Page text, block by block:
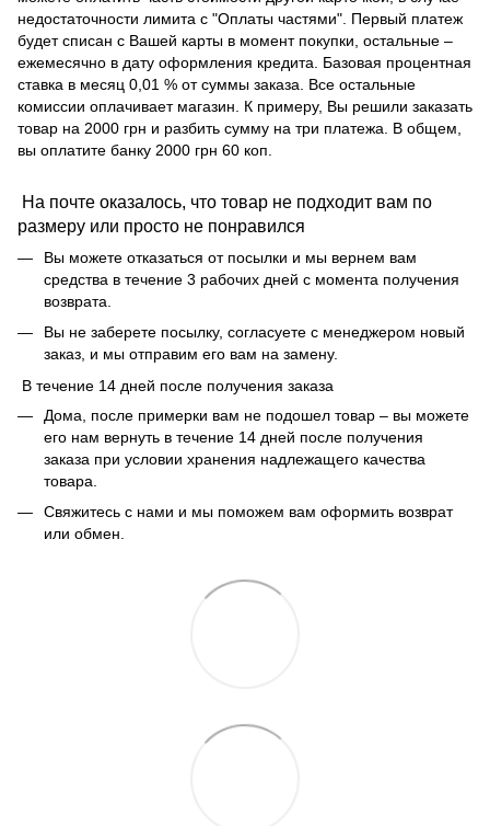
недостаточности лимита с "Оплаты частями". Первый платеж
будет списан с Вашей карты в момент покупки, остальные –
ежемесячно в дату оформления кредита. Базовая процентная
ставка в месяц 0,01 % от суммы заказа. Все остальные
комиссии оплачивает магазин. К примеру, Вы решили заказать
товар на 2000 грн и разбить сумму на три платежа. В общем,
вы оплатите банку 2000 грн 60 коп.
На почте оказалось, что товар не подходит вам по
размеру или просто не понравился
Вы можете отказаться от посылки и мы вернем вам
средства в течение 3 рабочих дней с момента получения
возврата.
Вы не заберете посылку, согласуете с менеджером новый
заказ, и мы отправим его вам на замену.
В течение 14 дней после получения заказа
Дома, после примерки вам не подошел товар – вы можете
его нам вернуть в течение 14 дней после получения
заказа при условии хранения надлежащего качества
товара.
Свяжитесь с нами и мы поможем вам оформить возврат
или обмен.